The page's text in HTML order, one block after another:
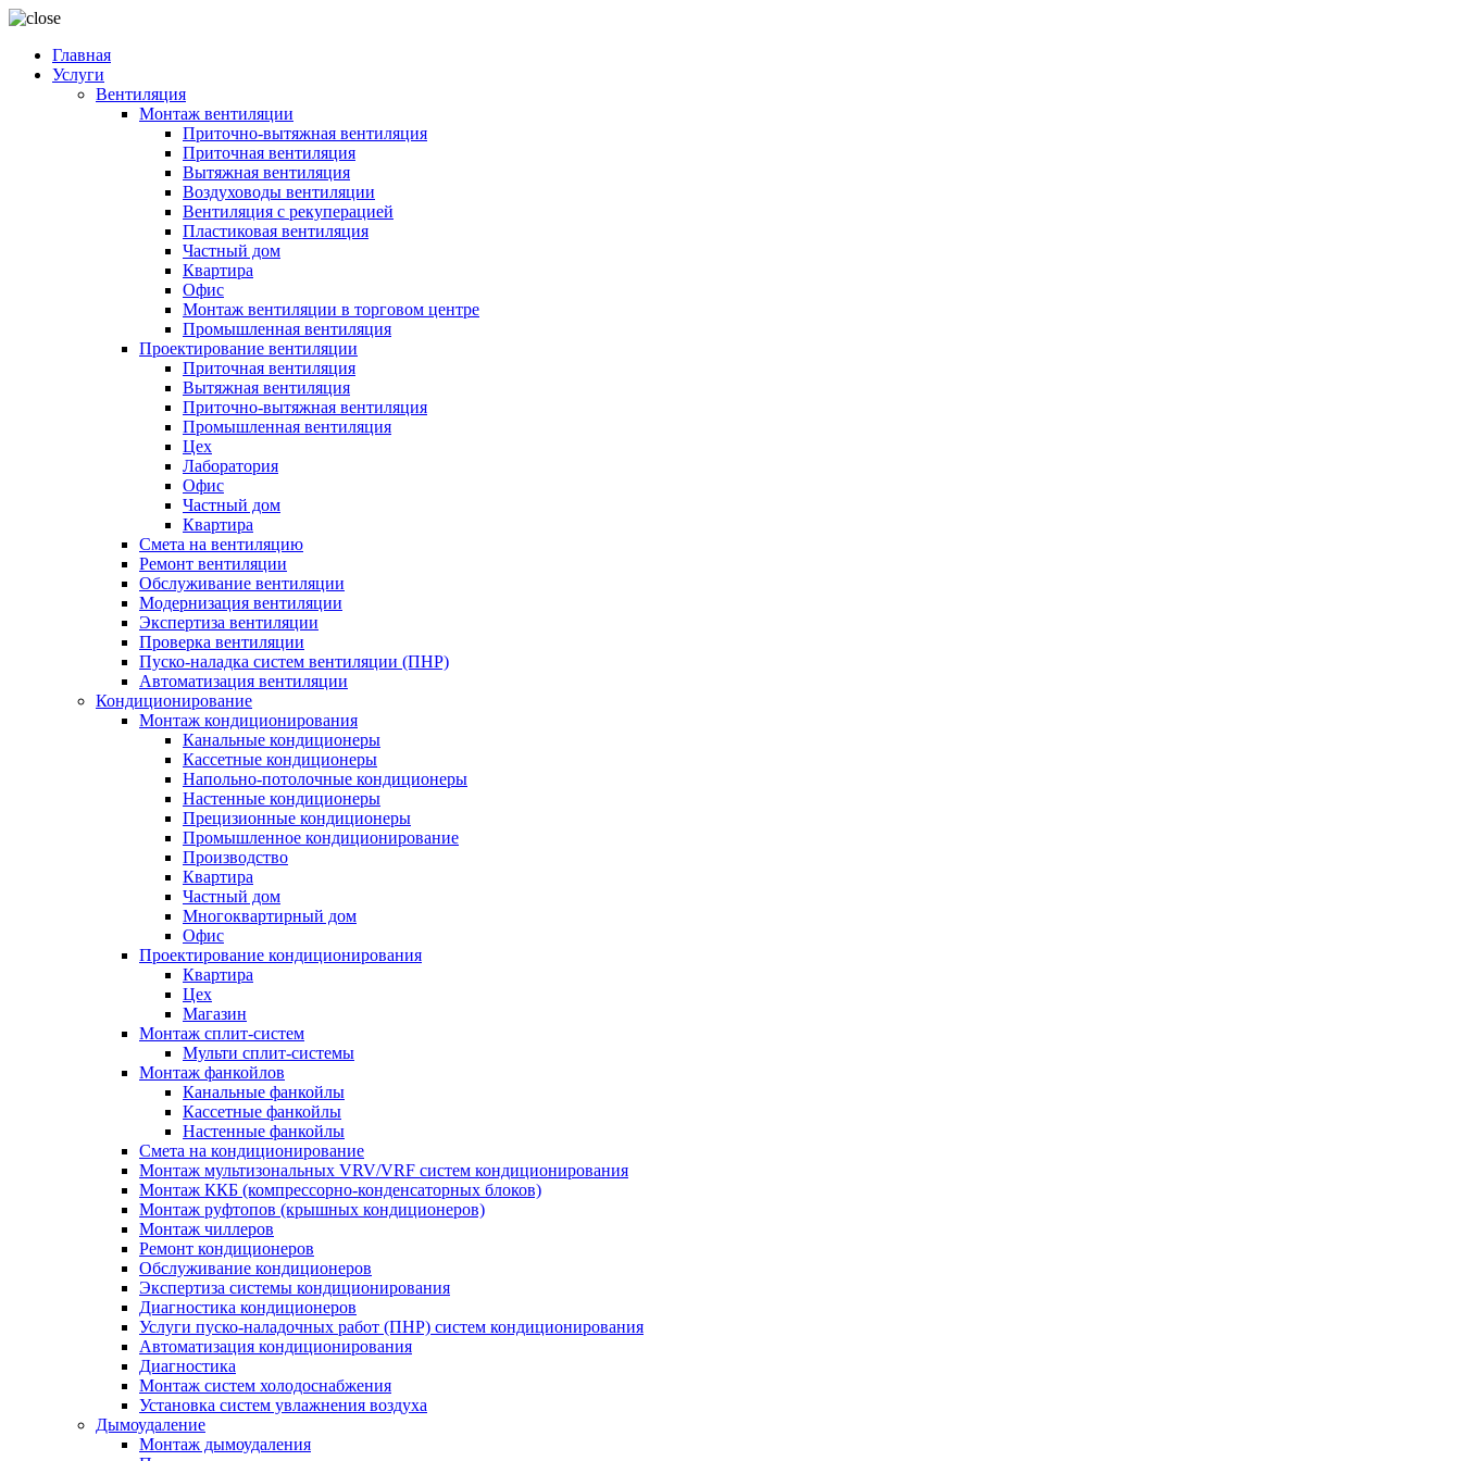
Главная
Услуги
Вентиляция
Монтаж вентиляции
Приточно-вытяжная вентиляция
Приточная вентиляция
Вытяжная вентиляция
Воздуховоды вентиляции
Вентиляция с рекуперацией
Пластиковая вентиляция
Частный дом
Квартира
Офис
Монтаж вентиляции в торговом центре
Промышленная вентиляция
Проектирование вентиляции
Приточная вентиляция
Вытяжная вентиляция
Приточно-вытяжная вентиляция
Промышленная вентиляция
Цех
Лаборатория
Офис
Частный дом
Квартира
Смета на вентиляцию
Ремонт вентиляции
Обслуживание вентиляции
Модернизация вентиляции
Экспертиза вентиляции
Проверка вентиляции
Пуско-наладка систем вентиляции (ПНР)
Автоматизация вентиляции
Кондиционирование
Монтаж кондиционирования
Канальные кондиционеры
Кассетные кондиционеры
Напольно-потолочные кондиционеры
Настенные кондиционеры
Прецизионные кондиционеры
Промышленное кондиционирование
Производство
Квартира
Частный дом
Многоквартирный дом
Офис
Проектирование кондиционирования
Квартира
Цех
Магазин
Монтаж сплит-систем
Мульти сплит-системы
Монтаж фанкойлов
Канальные фанкойлы
Кассетные фанкойлы
Настенные фанкойлы
Смета на кондиционирование
Монтаж мультизональных VRV/VRF систем кондиционирования
Монтаж ККБ (компрессорно-конденсаторных блоков)
Монтаж руфтопов (крышных кондиционеров)
Монтаж чиллеров
Ремонт кондиционеров
Обслуживание кондиционеров
Экспертиза системы кондиционирования
Диагностика кондиционеров
Услуги пуско-наладочных работ (ПНР) систем кондиционирования
Автоматизация кондиционирования
Диагностика
Монтаж систем холодоснабжения
Установка систем увлажнения воздуха
Дымоудаление
Монтаж дымоудаления